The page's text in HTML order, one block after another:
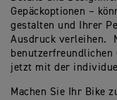
Gepäckoptionen –
gestalten und Ihrer
Ausdruck verleihen.
benutzerfreundlichen
jetzt mit der
Machen Sie Ihr Bike